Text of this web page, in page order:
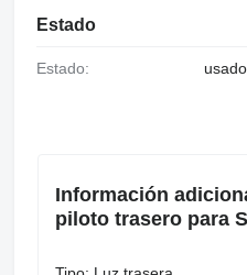
Estado
Estado:
Información
piloto trasero para